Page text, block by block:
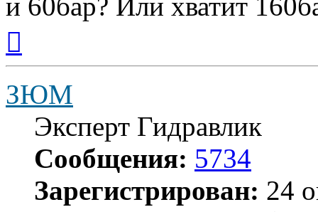
началу
ЗЮМ
Эксперт Гидравлик
Сообщения: 5734
Зарегистрирован: 24